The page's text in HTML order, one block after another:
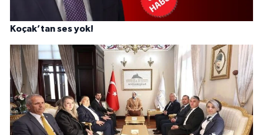
Koçak’tan ses yok!